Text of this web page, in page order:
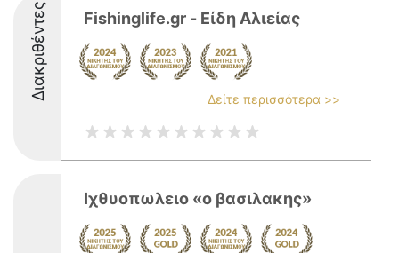
Διακριθέντες Fishinglife.gr - Είδη Αλιείας
Δείτε περισσότερα >>
Ιχθυοπωλειο «ο βασιλακης»